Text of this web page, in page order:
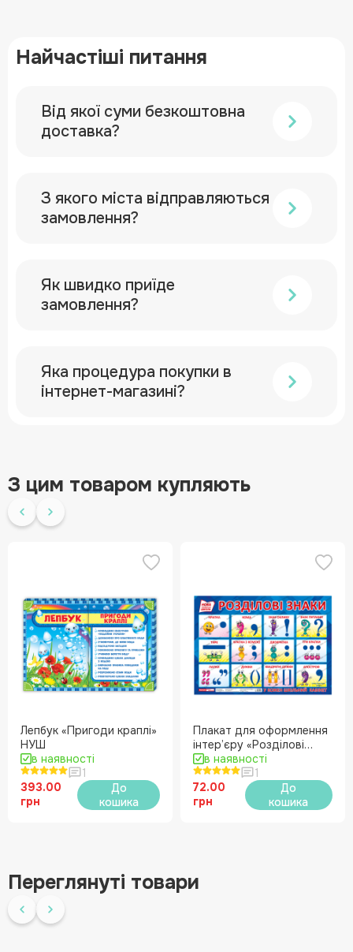
Найчастіші питання
Від якої суми безкоштовна
доставка?
З якого міста відправляються
замовлення?
Як швидко приїде
замовлення?
Яка процедура покупки в
інтернет-магазині?
З цим товаром купляють
Лепбук «Пригоди краплі»
НУШ
в наявності
1
393.00
грн
До
кошика
Плакат для оформлення
інтер’єру «Розділові
знаки» НУШ
в наявності
1
72.00
грн
До
кошика
Переглянуті товари